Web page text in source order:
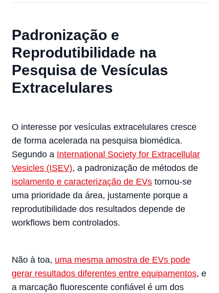
Padronização e
Reprodutibilidade na
Pesquisa de Vesículas
Extracelulares
O interesse por vesículas extracelulares cresce
de forma acelerada na pesquisa biomédica.
Segundo a International Society for Extracellular
Vesicles (ISEV), a padronização de métodos de
isolamento e caracterização de EVs tornou-se
uma prioridade da área, justamente porque a
reprodutibilidade dos resultados depende de
workflows bem controlados.
Não à toa, uma mesma amostra de EVs pode
gerar resultados diferentes entre equipamentos, e
a marcação fluorescente confiável é um dos